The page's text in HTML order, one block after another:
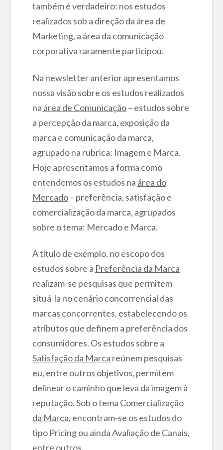
também é verdadeiro: nos estudos
realizados sob a direção da área de
Marketing, a área da comunicação
corporativa raramente participou.
Na newsletter anterior apresentamos
nossa visão sobre os estudos realizados
na área de Comunicação– estudos sobre
a percepção da marca, exposição da
marca e comunicação da marca,
agrupado na rubrica: Imagem e Marca.
Hoje apresentamos a forma como
entendemos os estudos na área do
Mercado– preferência, satisfação e
comercialização da marca, agrupados
sobre o tema: Mercado e Marca.
A título de exemplo, no escopo dos
estudos sobre a Preferência da Marca
realizam-se pesquisas que permitem
situá-la no cenário concorrencial das
marcas concorrentes, estabelecendo os
atributos que definem a preferência dos
consumidores. Os estudos sobre a
Satisfação da Marca reúnem pesquisas
eu, entre outros objetivos, permitem
delinear o caminho que leva da imagem à
reputação. Sob o tema Comercialização
da Marca, encontram-se os estudos do
tipo Pricing ou ainda Avaliação de Canais,
entre outros.